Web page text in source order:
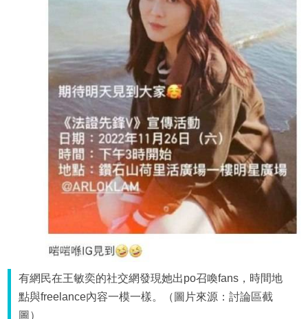
有網民在王敏奕的社交網發現她出po召喚fans，時間地
點與freelance內容一模一樣。（圖片來源：討論區截
圖）